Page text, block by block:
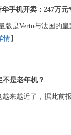
手机开卖：247万元
版是Vertu与法国的
情】
不是老年机？
越来越近了，据此前